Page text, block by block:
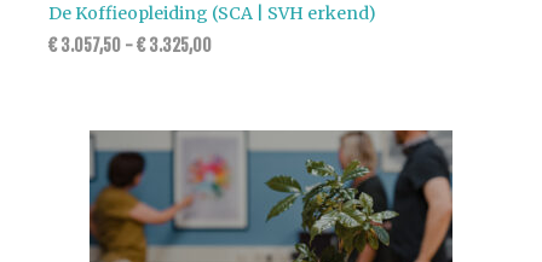
De Koffieopleiding (SCA | SVH erkend)
€3.057,50 -€3.325,00